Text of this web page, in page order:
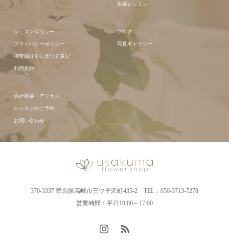
出張レッスン
レッスンポリシー
プライバシーポリシー
特定商取引に基づく表記
利用規約
ブログ
写真ギャラリー
会社概要・アクセス
レッスンのご予約
お問い合わせ
370-3337 群馬県高崎市三ツ子沢町435-2 TEL：050-3713-7278
営業時間：平日10:00～17:00